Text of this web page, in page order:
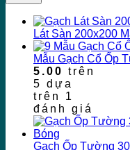
Lát Sàn 200x200
Mẫu Gạch Cổ Ốp
5.00 trên
5 dựa
trên 1
đánh giá
Gạch Ốp Tường